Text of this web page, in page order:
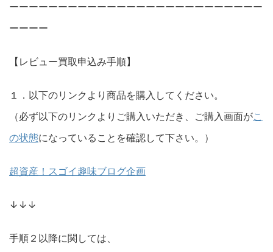
ーーーーーーーーーーーーーーーーーーーーーーーーーー
ーーーー
【レビュー買取申込み手順】
１．以下のリンクより商品を購入してください。
（必ず以下のリンクよりご購入いただき、ご購入画面がこ
の状態になっていることを確認して下さい。）
超資産！スゴイ趣味ブログ企画
↓↓↓
手順２以降に関しては、